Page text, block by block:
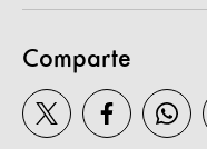
Comparte